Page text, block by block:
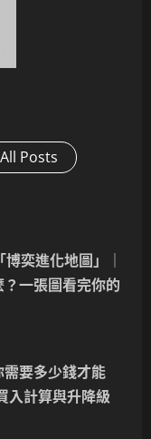
Posts
奕進化地圖」｜
一張圖看完你的
要多少錢才能
入計算與升降級